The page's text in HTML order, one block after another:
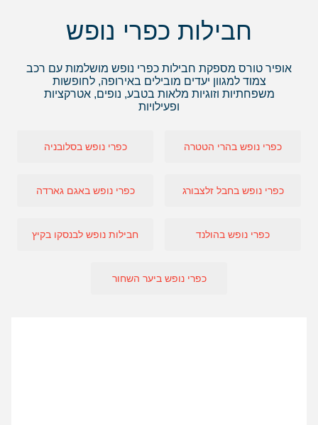
חבילות כפרי נופש
אופיר טורס מספקת חבילות כפרי נופש מושלמות עם רכב
צמוד למגוון יעדים מובילים באירופה, לחופשות
משפחתיות וזוגיות מלאות בטבע, נופים, אטרקציות
ופעילויות
כפרי נופש בהרי הטטרה כפרי נופש בסלובניה
כפרי נופש בחבל זלצבורג כפרי נופש באגם גארדה
כפרי נופש בהולנד חבילות נופש לבנסקו בקיץ
כפרי נופש ביער השחור